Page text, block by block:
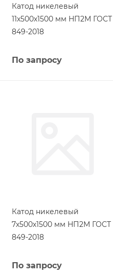
Катод никелевый
11х500х1500 мм НП2М ГОСТ
849-2018
По запросу
Катод никелевый
7х500х1500 мм НП2М ГОСТ
849-2018
По запросу